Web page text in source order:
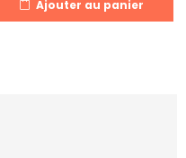
Ajouter au panier